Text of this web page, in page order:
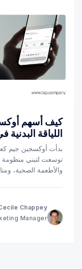
كيف أسهم
اللياقة
بدأت أوكسجين جيم
توسعت لتبني منظومة
والأطعمة الصحية،
Chappey
Manager